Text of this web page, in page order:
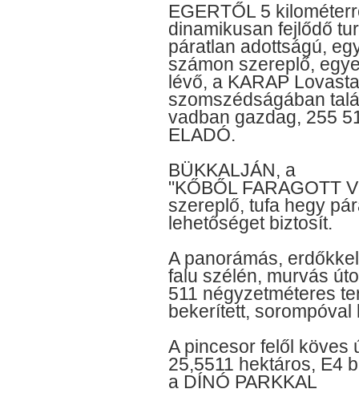
EGERTŐL 5
dinamikusan fejlődő
páratlan adottságú,
számon szereplő,
lévő, a KARAP
szomszédságában
vadban gazdag, 255
ELADÓ.
BÜKKALJÁN, a
"KŐBŐL FARAGOTT
szereplő, tufa hegy
lehetőséget biztosít.
A panorámás,
falu szélén, murvás
511 négyzetméteres
bekerített, sorompóval
A pincesor felől köves
25,5511 hektáros, E4
a DÍNÓ PARKKAL